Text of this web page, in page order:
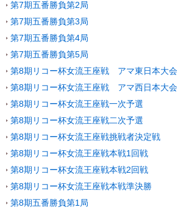
第7期五番勝負第2局
第7期五番勝負第3局
第7期五番勝負第4局
第7期五番勝負第5局
第8期リコー杯女流王座戦 アマ東日本大会
第8期リコー杯女流王座戦 アマ西日本大会
第8期リコー杯女流王座戦一次予選
第8期リコー杯女流王座戦二次予選
第8期リコー杯女流王座戦挑戦者決定戦
第8期リコー杯女流王座戦本戦1回戦
第8期リコー杯女流王座戦本戦2回戦
第8期リコー杯女流王座戦本戦準決勝
第8期五番勝負第1局